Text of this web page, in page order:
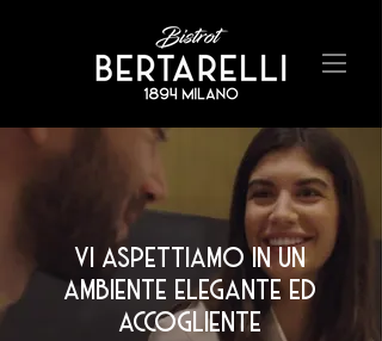
vi aspettiamo in un
ambiente elegante ed
accogliente